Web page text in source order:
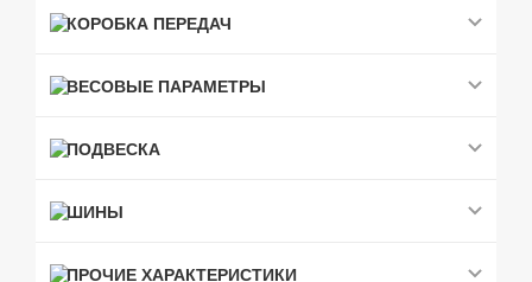
КОРОБКА ПЕРЕДАЧ
ВЕСОВЫЕ ПАРАМЕТРЫ
ПОДВЕСКА
ШИНЫ
ПРОЧИЕ ХАРАКТЕРИСТИКИ